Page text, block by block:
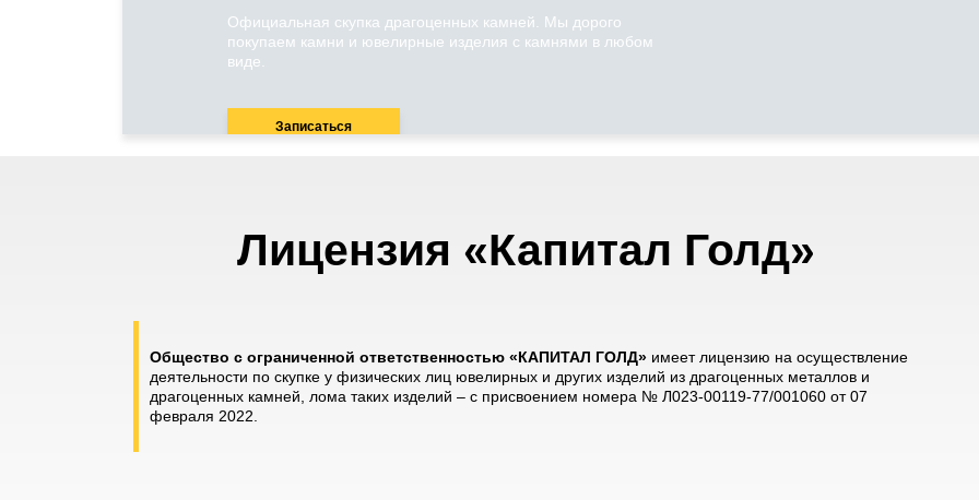
Официальная скупка драгоценных камней. Мы дорого
покупаем камни и ювелирные изделия с камнями в любом
виде.
Записаться
Лицензия «Капитал Голд»
Общество с ограниченной ответственностью «КАПИТАЛ ГОЛД» имеет лицензию на осуществление
деятельности по скупке у физических лиц ювелирных и других изделий из драгоценных металлов и
драгоценных камней, лома таких изделий – с присвоением номера № Л023-00119-77/001060 от 07
февраля 2022.